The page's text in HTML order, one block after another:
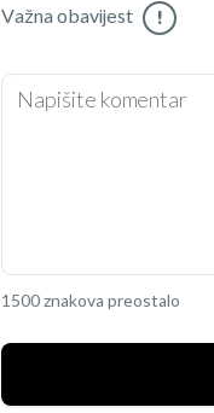
Važna obavijest !
1500 znakova preostalo